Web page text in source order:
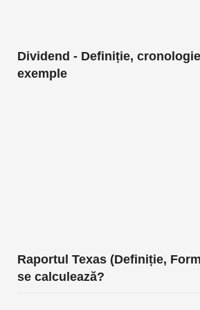
Dividend - Definiție,
exemple
Raportul Texas (Definiție,
se calculează?